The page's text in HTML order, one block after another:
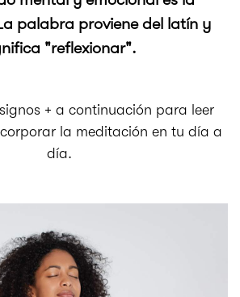
palabra proviene del latín y
"reflexionar".
+ a continuación para leer
la meditación en tu día a
día.